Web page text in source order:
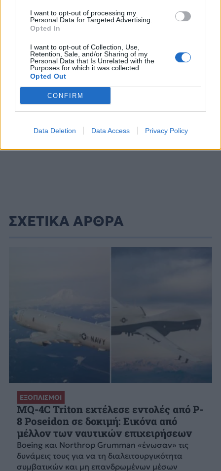
I want to opt-out of processing my
Personal Data for Targeted Advertising.
Opted In
I want to opt-out of Collection, Use,
Retention, Sale, and/or Sharing of my
Personal Data that Is Unrelated with the
Purposes for which it was collected.
Opted Out
CONFIRM
Data Deletion Data Access Privacy Policy
Ριάντ
μοντέλο
ΔΙΑΦΗΜΙΣΗ
ΣΧΕΤΙΚΑ ΑΡΘΡΑ
ΕΞΟΠΛΙΣΜΟΙ
MQ-4C Triton εκτέλεσε εντολές από P-
8 Poseidon σε δοκιμή: Εικόνα από
μέλλον των ναυτικών επιχειρήσεων
Boeing και Northrop Grumman «ένωσαν» τις
δυνάμεις τους για να τη διαλειτουργικότητα
συμβατικών και μη επανδρωμένων μέσων